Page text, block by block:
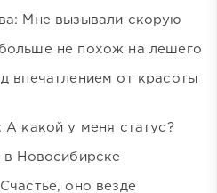
Мне вызывали скорую
не похож на лешего
впечатлением от красоты
А какой у меня статус?
в Новосибирске
оно везде